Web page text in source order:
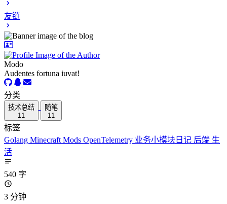
友链
Modo
Audentes fortuna iuvat!
分类
技术总结
11
随笔
11
标签
Golang Minecraft Mods OpenTelemetry 业务小模块日记 后端 生
活
540 字
3 分钟